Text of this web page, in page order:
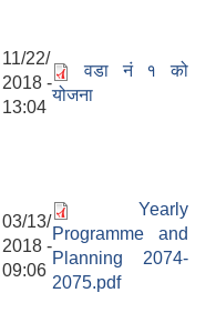
11/22/
2018 -
13:04
वडा नं १ को
योजना
03/13/
2018 -
09:06
Yearly
Programme and
Planning 2074-
2075.pdf